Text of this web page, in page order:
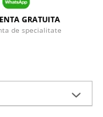
GRATUITA
de specialitate